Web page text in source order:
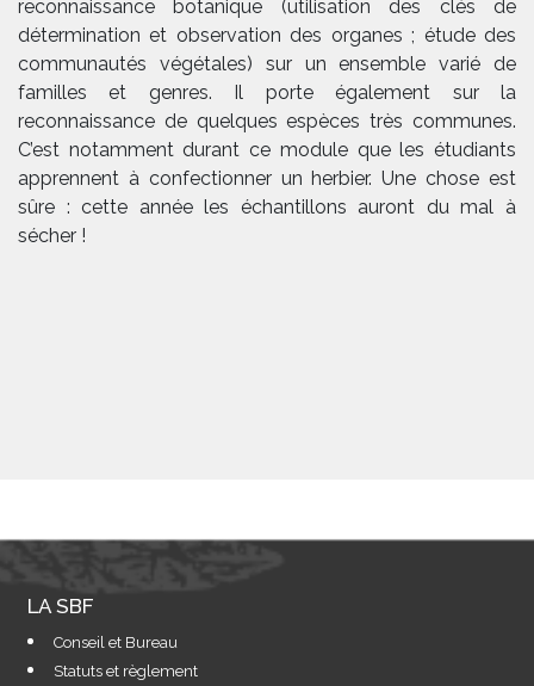
reconnaissance botanique (utilisation des clés de
détermination et observation des organes ; étude des
communautés végétales) sur un ensemble varié de
familles et genres. Il porte également sur la
reconnaissance de quelques espèces très communes.
C’est notamment durant ce module que les étudiants
apprennent à confectionner un herbier. Une chose est
sûre : cette année les échantillons auront du mal à
sécher !
LA SBF
Conseil et Bureau
Statuts et règlement